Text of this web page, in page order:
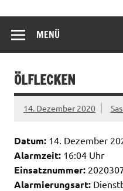
MENÜ
ÖLFLECKEN
14. Dezember 2020
Datum: 14. Dezember
Alarmzeit: 16:04 Uhr
Einsatznummer:
Alarmierungsart: